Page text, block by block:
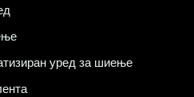
уред за шиење